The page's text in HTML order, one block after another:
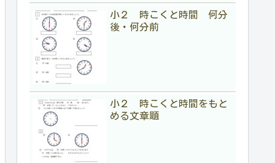
小２ 時こくと時間 何分
後・何分前
小２ 時こくと時間をもと
める文章題